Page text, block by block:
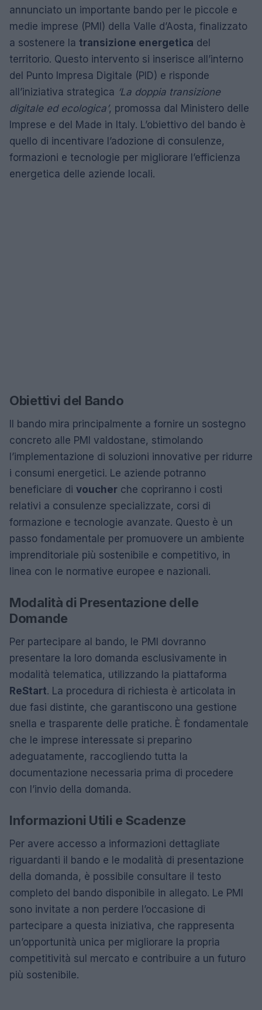
annunciato un importante bando per le piccole e
medie imprese (PMI) della Valle d’Aosta, finalizzato
a sostenere la transizione energetica del
territorio. Questo intervento si inserisce all’interno
del Punto Impresa Digitale (PID) e risponde
all’iniziativa strategica ‘La doppia transizione
digitale ed ecologica’, promossa dal Ministero delle
Imprese e del Made in Italy. L’obiettivo del bando è
quello di incentivare l’adozione di consulenze,
formazioni e tecnologie per migliorare l’efficienza
energetica delle aziende locali.
Obiettivi del Bando
Il bando mira principalmente a fornire un sostegno
concreto alle PMI valdostane, stimolando
l’implementazione di soluzioni innovative per ridurre
i consumi energetici. Le aziende potranno
beneficiare di voucher che copriranno i costi
relativi a consulenze specializzate, corsi di
formazione e tecnologie avanzate. Questo è un
passo fondamentale per promuovere un ambiente
imprenditoriale più sostenibile e competitivo, in
linea con le normative europee e nazionali.
Modalità di Presentazione delle
Domande
Per partecipare al bando, le PMI dovranno
presentare la loro domanda esclusivamente in
modalità telematica, utilizzando la piattaforma
ReStart. La procedura di richiesta è articolata in
due fasi distinte, che garantiscono una gestione
snella e trasparente delle pratiche. È fondamentale
che le imprese interessate si preparino
adeguatamente, raccogliendo tutta la
documentazione necessaria prima di procedere
con l’invio della domanda.
Informazioni Utili e Scadenze
Per avere accesso a informazioni dettagliate
riguardanti il bando e le modalità di presentazione
della domanda, è possibile consultare il testo
completo del bando disponibile in allegato. Le PMI
sono invitate a non perdere l’occasione di
partecipare a questa iniziativa, che rappresenta
un’opportunità unica per migliorare la propria
competitività sul mercato e contribuire a un futuro
più sostenibile.